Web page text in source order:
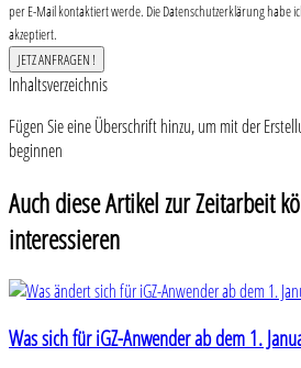
per E-Mail kontaktiert werde. Die Datenschutzerklärung habe
akzeptiert.
Inhaltsverzeichnis
Fügen Sie eine Überschrift hinzu, um mit der
beginnen
Auch diese Artikel zur Zeitarbeit
interessieren
Was sich für iGZ-Anwender ab dem 1.